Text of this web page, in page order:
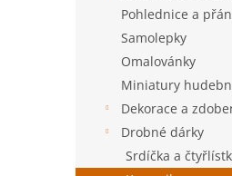
Pohlednice a
Samolepky
Omalovánky
Miniatury
Dekorace a
Drobné dárky
Srdíčka a